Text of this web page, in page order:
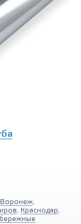
Воронеж
Краснодар